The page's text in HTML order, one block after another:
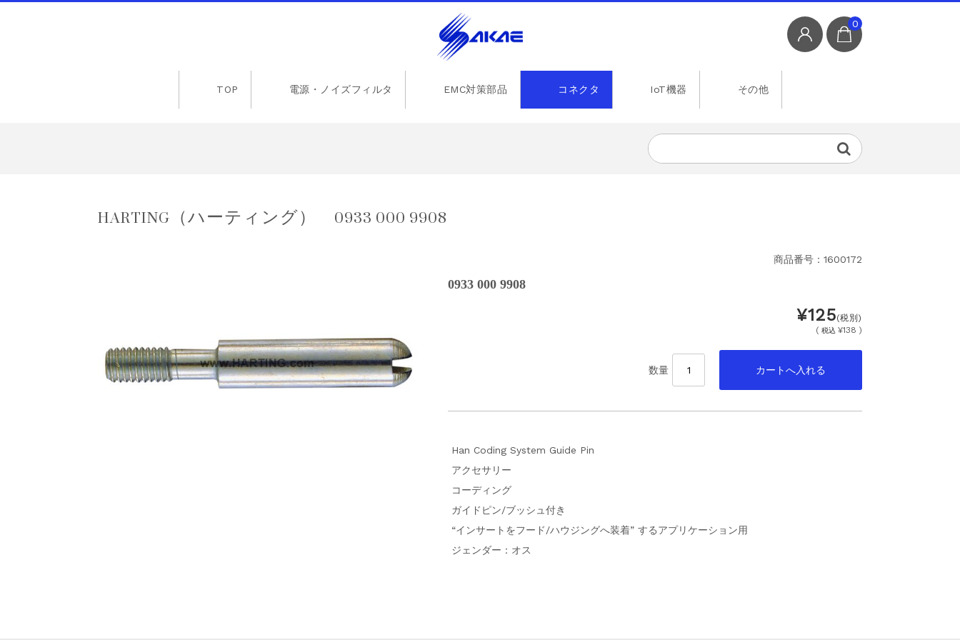
0
TOP 電源・ノイズフィルタ EMC対策部品 コネクタ IoT機器 その他
HARTING（ハーティング） 0933 000 9908
商品番号：1600172
0933 000 9908
¥125(税別)
( 税込 ¥138 )
数量
Han Coding System Guide Pin
アクセサリー
コーディング
ガイドピン/ブッシュ付き
“インサートをフード/ハウジングへ装着” するアプリケーション用
ジェンダー：オス